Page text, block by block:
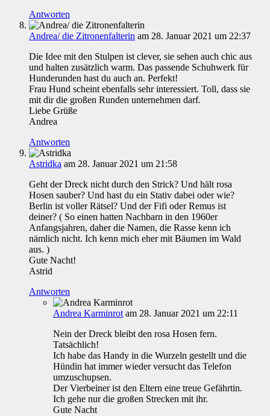
Antworten
Andrea/ die Zitronenfalterin am 28. Januar 2021 um 22:37
Die Idee mit den Stulpen ist clever, sie sehen auch chic aus
und halten zusätzlich warm. Das passende Schuhwerk für
Hunderunden hast du auch an. Perfekt!
Frau Hund scheint ebenfalls sehr interessiert. Toll, dass sie
mit dir die großen Runden unternehmen darf.
Liebe Grüße
Andrea
Antworten
Astridka am 28. Januar 2021 um 21:58
Geht der Dreck nicht durch den Strick? Und hält rosa
Hosen sauber? Und hast du ein Stativ dabei oder wie?
Berlin ist voller Rätsel? Und der Fifi oder Remus ist
deiner? ( So einen hatten Nachbarn in den 1960er
Anfangsjahren, daher die Namen, die Rasse kenn ich
nämlich nicht. Ich kenn mich eher mit Bäumen im Wald
aus. )
Gute Nacht!
Astrid
Antworten
Andrea Karminrot am 28. Januar 2021 um 22:11
Nein der Dreck bleibt den rosa Hosen fern.
Tatsächlich!
Ich habe das Handy in die Wurzeln gestellt und die
Hündin hat immer wieder versucht das Telefon
umzuschupsen.
Der Vierbeiner ist den Eltern eine treue Gefährtin.
Ich gehe nur die großen Strecken mit ihr.
Gute Nacht